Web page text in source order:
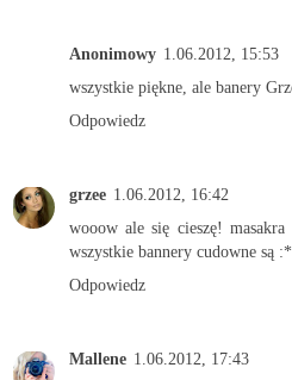
Anonimowy 1.06.2012, 15:53
wszystkie piękne, ale banery
Odpowiedz
grzee 1.06.2012, 16:42
wooow ale się cieszę!
wszystkie bannery cudowne są :*
Odpowiedz
Mallene 1.06.2012, 17:43